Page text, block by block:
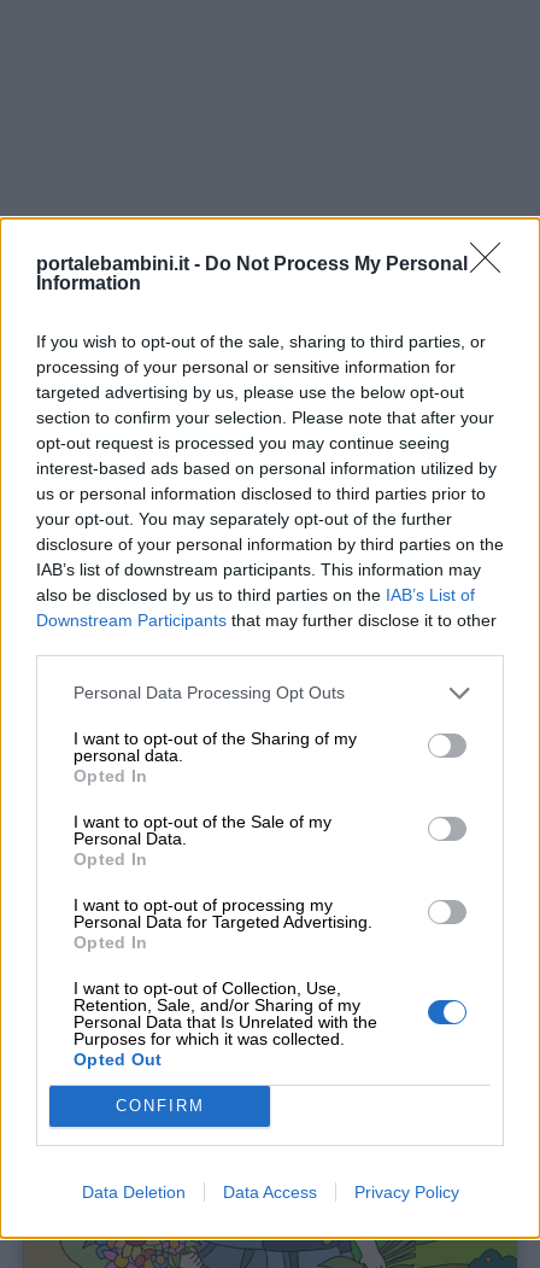
portalebambini.it - Do Not Process My Personal
Information
If you wish to opt-out of the sale, sharing to third parties, or
processing of your personal or sensitive information for
targeted advertising by us, please use the below opt-out
section to confirm your selection. Please note that after your
opt-out request is processed you may continue seeing
interest-based ads based on personal information utilized by
us or personal information disclosed to third parties prior to
your opt-out. You may separately opt-out of the further
disclosure of your personal information by third parties on the
IAB’s list of downstream participants. This information may
also be disclosed by us to third parties on the IAB’s List of
Downstream Participants that may further disclose it to other
Personal Data Processing Opt Outs
I want to opt-out of the Sharing of my
personal data.
Opted In
I want to opt-out of the Sale of my
Personal Data.
Opted In
I want to opt-out of processing my
Personal Data for Targeted Advertising.
Opted In
I want to opt-out of Collection, Use,
Retention, Sale, and/or Sharing of my
Personal Data that Is Unrelated with the
Purposes for which it was collected.
Opted Out
CONFIRM
Data Deletion Data Access Privacy Policy
Scoprite icoloring book di Cuorfolletto
all’interno troverete tutti i nostri personaggi
doodle più amati da colorare.
Loaded
: